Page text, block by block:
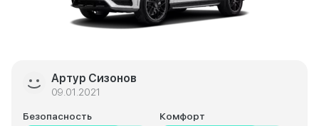
Артур Сизонов
09.01.2021
Безопасность Комфорт